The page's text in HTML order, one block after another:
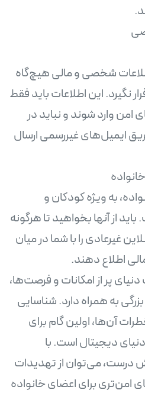
شخصی و مالی هیچ‌گاه
نگیرد. این اطلاعات باید فقط
وارد شوند و نباید در
ایمیل‌های غیررسمی ارسال
به ویژه کودکان و
از آنها بخواهید تا هرگونه
غیرعادی را با شما در میان
پر از امکانات و فرصت‌ها،
به همراه دارد. شناسایی
آن‌ها، اولین گام برای
دیجیتال است. با
درست، می‌توان از تهدیدات
امن‌تری برای اعضای خانواده